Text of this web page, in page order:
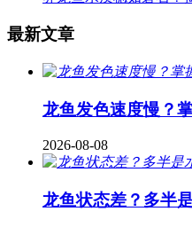
最新文章
龙鱼发色速度慢？
2026-08-08
龙鱼状态差？多半